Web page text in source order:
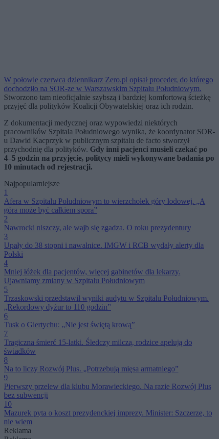
W połowie czerwca dziennikarz Zero.pl opisał proceder, do którego
dochodziło na SOR-ze w Warszawskim Szpitalu Południowym.
Stworzono tam nieoficjalnie szybszą i bardziej komfortową ścieżkę
przyjęć dla polityków Koalicji Obywatelskiej oraz ich rodzin.
Z dokumentacji medycznej oraz wypowiedzi niektórych
pracowników Szpitala Południowego wynika, że koordynator SOR-
u Dawid Kacprzyk w publicznym szpitalu de facto stworzył
przychodnię dla polityków. Gdy inni pacjenci musieli czekać po
4–5 godzin na przyjęcie, politycy mieli wykonywane badania po
10 minutach od rejestracji.
Najpopularniejsze
1
Afera w Szpitalu Południowym to wierzchołek góry lodowej. „A
góra może być całkiem spora”
2
Nawrocki niszczy, ale wajb się zgadza. O roku prezydentury
3
Upały do 38 stopni i nawałnice. IMGW i RCB wydały alerty dla
Polski
4
Mniej łóżek dla pacjentów, więcej gabinetów dla lekarzy.
Ujawniamy zmiany w Szpitalu Południowym
5
Trzaskowski przedstawił wyniki audytu w Szpitalu Południowym.
„Rekordowy dyżur to 110 godzin”
6
Tusk o Giertychu: „Nie jest świętą krową”
7
Tragiczna śmierć 15-latki. Śledczy milczą, rodzice apelują do
świadków
8
Na to liczy Rozwój Plus. „Potrzebują mięsa armatniego”
9
Pierwszy przelew dla klubu Morawieckiego. Na razie Rozwój Plus
bez subwencji
10
Mazurek pyta o koszt prezydenckiej imprezy. Minister: Szczerze, to
nie wiem
Reklama